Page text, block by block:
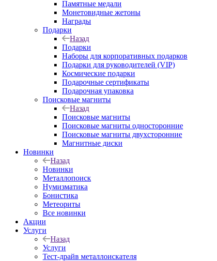
Памятные медали
Монетовидные жетоны
Награды
Подарки
Назад
Подарки
Наборы для корпоративных подарков
Подарки для руководителей (VIP)
Космические подарки
Подарочные сертификаты
Подарочная упаковка
Поисковые магниты
Назад
Поисковые магниты
Поисковые магниты односторонние
Поисковые магниты двухсторонние
Магнитные диски
Новинки
Назад
Новинки
Металлопоиск
Нумизматика
Бонистика
Метеориты
Все новинки
Акции
Услуги
Назад
Услуги
Тест-драйв металлоискателя